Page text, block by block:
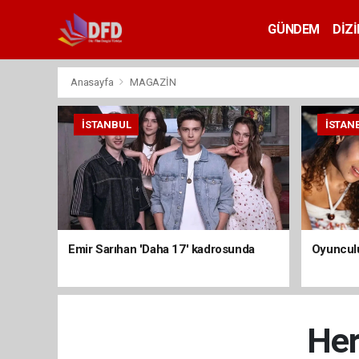
GÜNDEM
Anasayfa MAGAZİN
İSTANBUL
Emir Sarıhan 'Daha 17' kadrosunda